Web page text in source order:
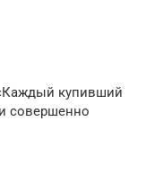
купивший
совершенно